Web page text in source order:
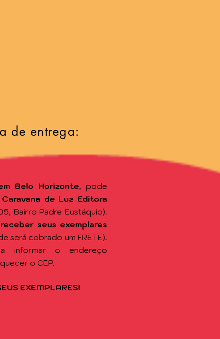
de entrega:
Belo Horizonte, pode
Caravana de Luz Editora
Bairro Padre Eustáquio).
seus exemplares
será cobrado um FRETE).
informar o endereço
o CEP.
EXEMPLARES!